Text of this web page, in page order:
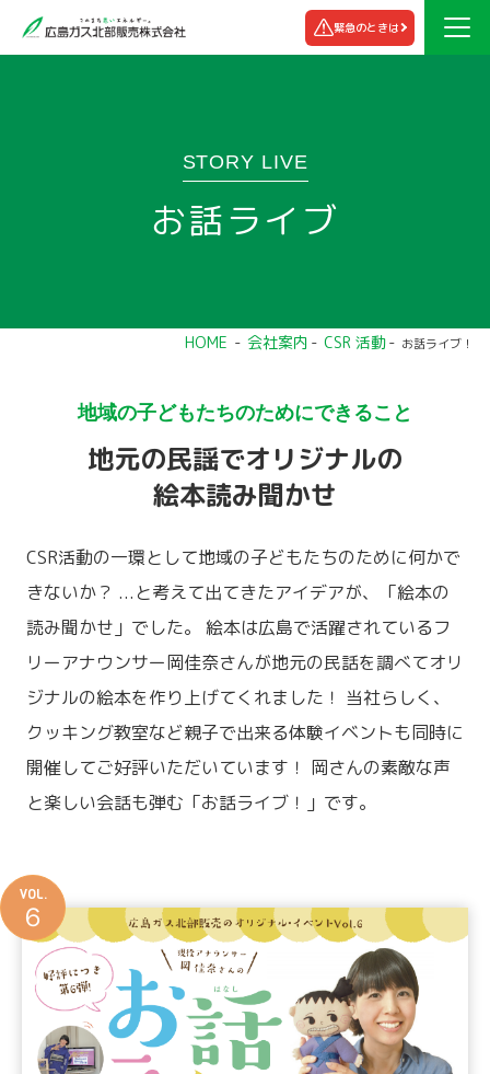
緊急のときは
STORY LIVE
お話ライブ
HOME 会社案内 CSR 活動 お話ライブ！
地域の子どもたちのためにできること
地元の民謡でオリジナルの
絵本読み聞かせ
CSR活動の一環として地域の子どもたちのために何かで
きないか？ ...と考えて出てきたアイデアが、「絵本の
読み聞かせ」でした。
絵本は広島で活躍されているフ
リーアナウンサー岡佳奈さんが地元の民話を調べてオリ
ジナルの絵本を作り上げてくれました！ 当社らしく、
クッキング教室など親子で出来る体験イベントも同時に
開催してご好評いただいています！ 岡さんの素敵な声
と楽しい会話も弾む「お話ライブ！」です。
VOL.
６